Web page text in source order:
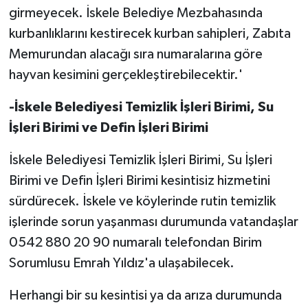
girmeyecek. İskele Belediye Mezbahasında
kurbanlıklarını kestirecek kurban sahipleri, Zabıta
Memurundan alacağı sıra numaralarına göre
hayvan kesimini gerçekleştirebilecektir.'
-İskele Belediyesi Temizlik İşleri Birimi, Su
İşleri Birimi ve Defin İşleri Birimi
İskele Belediyesi Temizlik İşleri Birimi, Su İşleri
Birimi ve Defin İşleri Birimi kesintisiz hizmetini
sürdürecek. İskele ve köylerinde rutin temizlik
işlerinde sorun yaşanması durumunda vatandaşlar
0542 880 20 90 numaralı telefondan Birim
Sorumlusu Emrah Yıldız'a ulaşabilecek.
Herhangi bir su kesintisi ya da arıza durumunda